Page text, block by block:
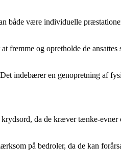
både være individuelle
fremme og opretholde de
indebærer en genopretning af
da de kræver tænke-evner
på bedroler, da de kan